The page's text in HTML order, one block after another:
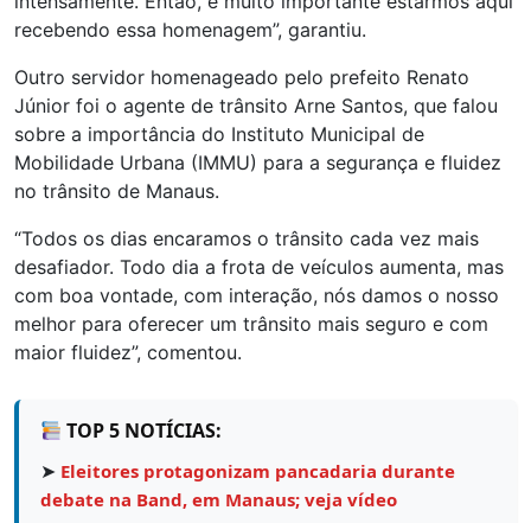
recebendo essa homenagem”, garantiu.
Outro servidor homenageado pelo prefeito Renato
Júnior foi o agente de trânsito Arne Santos, que falou
sobre a importância do Instituto Municipal de
Mobilidade Urbana (IMMU) para a segurança e fluidez
no trânsito de Manaus.
“Todos os dias encaramos o trânsito cada vez mais
desafiador. Todo dia a frota de veículos aumenta, mas
com boa vontade, com interação, nós damos o nosso
melhor para oferecer um trânsito mais seguro e com
maior fluidez”, comentou.
TOP 5 NOTÍCIAS:
➤ Eleitores protagonizam pancadaria durante
debate na Band, em Manaus; veja vídeo